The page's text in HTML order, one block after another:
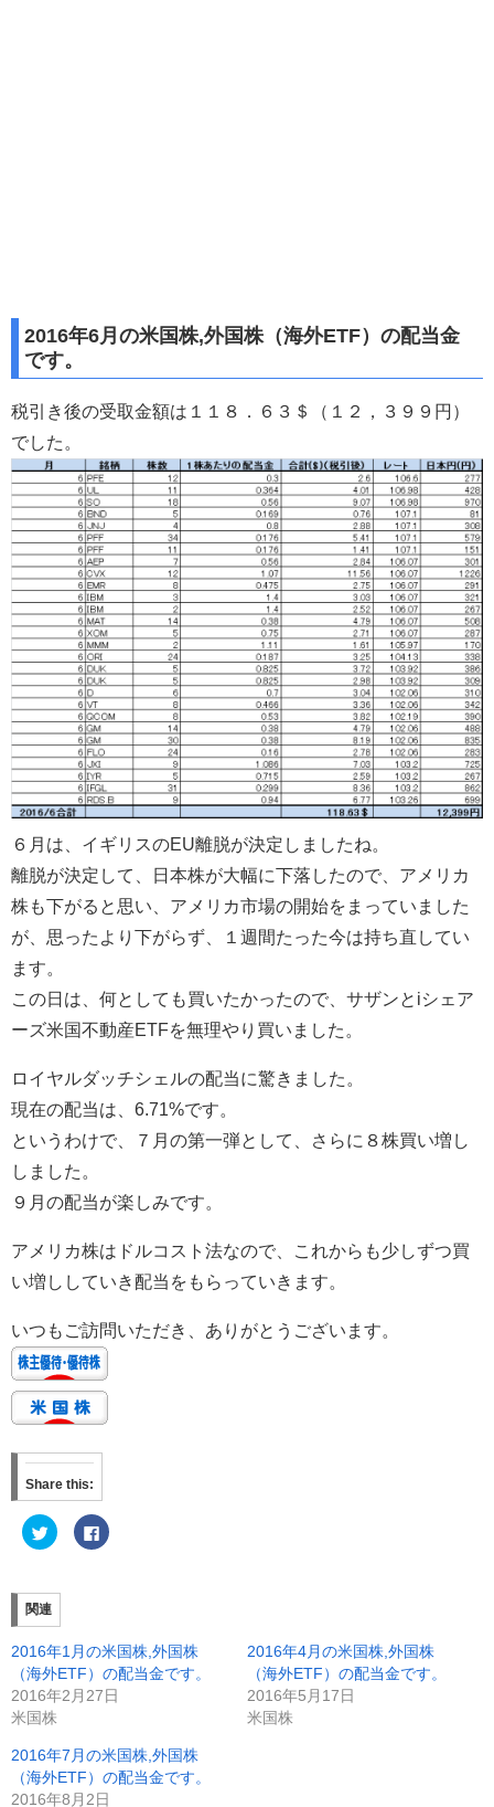
2016年6月の米国株,外国株（海外ETF）の配当金
です。
税引き後の受取金額は１１８．６３＄（１２，３９９円）
でした。
６月は、イギリスのEU離脱が決定しましたね。
離脱が決定して、日本株が大幅に下落したので、アメリカ
株も下がると思い、アメリカ市場の開始をまっていました
が、思ったより下がらず、１週間たった今は持ち直してい
ます。
この日は、何としても買いたかったので、サザンとiシェア
ーズ米国不動産ETFを無理やり買いました。
ロイヤルダッチシェルの配当に驚きました。
現在の配当は、6.71%です。
というわけで、７月の第一弾として、さらに８株買い増し
しました。
９月の配当が楽しみです。
アメリカ株はドルコスト法なので、これからも少しずつ買
い増ししていき配当をもらっていきます。
いつもご訪問いただき、ありがとうございます。
Share this:
ク
リ
て
T
w
t
t
e
r
で
共
有
新
し
い
ウ
F
a
共
有
す
る
に
ッ
ク
し
て
関連
2016年1月の米国株,外国株
（海外ETF）の配当金です。
2016年2月27日
米国株
2016年4月の米国株,外国株
（海外ETF）の配当金です。
2016年5月17日
米国株
2016年7月の米国株,外国株
（海外ETF）の配当金です。
2016年8月2日